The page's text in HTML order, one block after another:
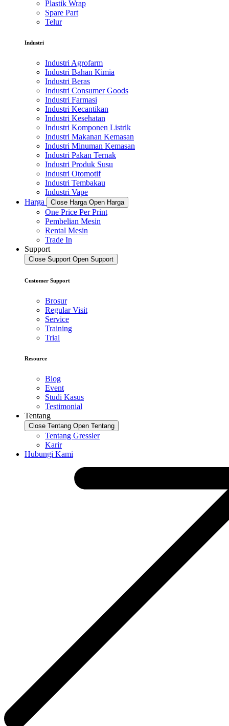
Plastik Wrap
Spare Part
Telur
Industri
Industri Agrofarm
Industri Bahan Kimia
Industri Beras
Industri Consumer Goods
Industri Farmasi
Industri Kecantikan
Industri Kesehatan
Industri Komponen Listrik
Industri Makanan Kemasan
Industri Minuman Kemasan
Industri Pakan Ternak
Industri Produk Susu
Industri Otomotif
Industri Tembakau
Industri Vape
Harga
Close Harga Open Harga
One Price Per Print
Pembelian Mesin
Rental Mesin
Trade In
Support
Close Support Open Support
Customer Support
Brosur
Regular Visit
Service
Training
Trial
Resource
Blog
Event
Studi Kasus
Testimonial
Tentang
Close Tentang Open Tentang
Tentang Gressler
Karir
Hubungi Kami